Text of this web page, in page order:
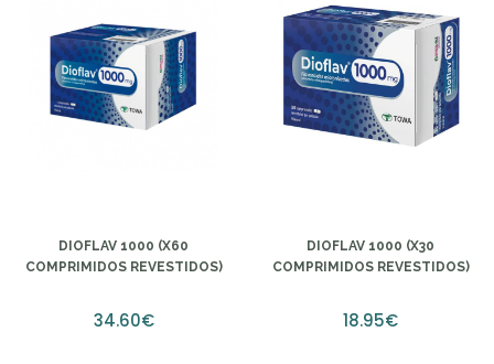
DIOFLAV 1000 (X60
COMPRIMIDOS REVESTIDOS)
34.60€
DIOFLAV 1000 (X30
COMPRIMIDOS REVESTIDOS)
18.95€